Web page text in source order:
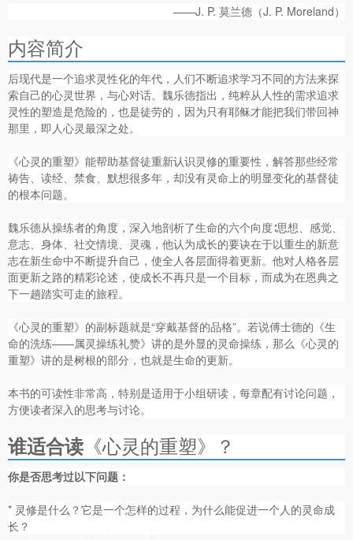
——J. P. 莫兰德（J. P. Moreland）
内容简介
后现代是一个追求灵性化的年代，人们不断追求学习不同的方法来探
索自己的心灵世界，与心对话。魏乐德指出，纯粹从人性的需求追求
灵性的塑造是危险的，也是徒劳的，因为只有耶稣才能把我们带回神
那里，即人心灵最深之处。
《心灵的重塑》能帮助基督徒重新认识灵修的重要性，解答那些经常
祷告、读经、禁食、默想很多年，却没有灵命上的明显变化的基督徒
的根本问题。
魏乐德从操练者的角度，深入地剖析了生命的六个向度∶思想、感觉、
意志、身体、社交情境、灵魂，他认为成长的要诀在于以重生的新意
志在新生命中不断提升自己，使全人各层面得着更新。他对人格各层
面更新之路的精彩论述，使成长不再只是一个目标，而成为在恩典之
下一趟踏实可走的旅程。
《心灵的重塑》的副标题就是“穿戴基督的品格”。若说傅士德的《生
命的洗练——属灵操练礼赞》讲的是外显的灵命操练，那么《心灵的
重塑》讲的是树根的部分，也就是生命的更新。
本书的可读性非常高，特别是适用于小组研读，每章配有讨论问题，
方便读者深入的思考与讨论。
谁适合读 《心灵的重塑》？
你是否思考过以下问题：
* 灵修是什么？它是一个怎样的过程，为什么能促进⼀个人的灵命成
长？